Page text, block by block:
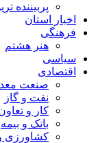
پربیننده
اخبار استان
فرهنگی
هنر هشتم
سیاسی
اقتصادی
صنعت
نفت و گاز
کار و
بانک و بیمه
کشاورزی